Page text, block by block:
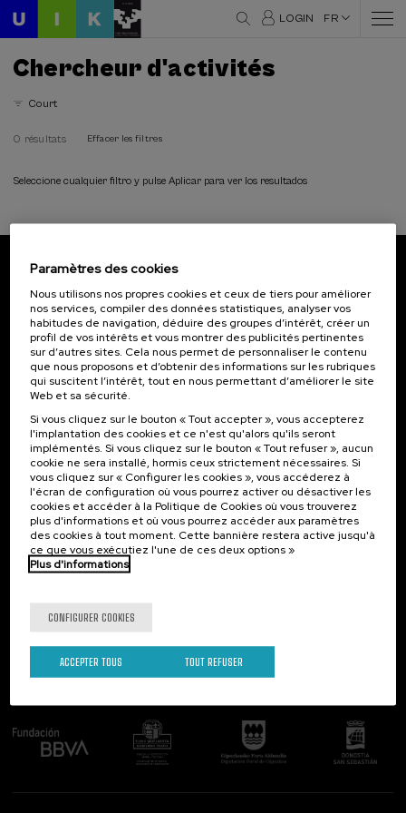
LOGIN FR
Chercheur d'activités
Court
0 résultats Effacer les filtres
Seleccione cualquier filtro y pulse Aplicar para ver los resultados
Inscrivez-vous pour être le premier à recevoir les
actualités de l'UIK.
S'abonner
Contact
Palacio Miramar
Paseo de Miraconcha, 48
20007 Donostia / San Sebastián
Gipuzkoa, Spain
Contactez-nous!
Intéressant...
Activités précédentes
Suivez-nous
Paramètres des cookies
Nous utilisons nos propres cookies et ceux de tiers pour améliorer
nos services, compiler des données statistiques, analyser vos
habitudes de navigation, déduire des groupes d’intérêt, créer un
profil de vos intérêts et vous montrer des publicités pertinentes
sur d’autres sites. Cela nous permet de personnaliser le contenu
que nous proposons et d’obtenir des informations sur les rubriques
qui suscitent l’intérêt, tout en nous permettant d’améliorer le site
Web et sa sécurité.
Si vous cliquez sur le bouton « Tout accepter », vous accepterez
l'implantation des cookies et ce n'est qu'alors qu'ils seront
implémentés. Si vous cliquez sur le bouton « Tout refuser », aucun
cookie ne sera installé, hormis ceux strictement nécessaires. Si
vous cliquez sur « Configurer les cookies », vous accéderez à
l'écran de configuration où vous pourrez activer ou désactiver les
cookies et accéder à la Politique de Cookies où vous trouverez
plus d'informations et où vous pourrez accéder aux paramètres
des cookies à tout moment. Cette bannière restera active jusqu'à
ce que vous exécutiez l'une de ces deux options »
Plus d'informations
CONFIGURER COOKIES
TOUT REFUSER
ACCEPTER TOUS